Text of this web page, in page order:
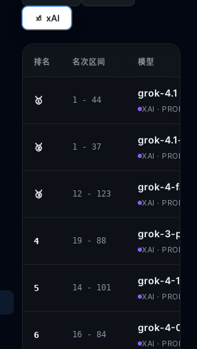
xAI
排名 名次区间 模型
🥇 1 - 44
grok-4.1
XAI ·
🥈 1 - 37
grok-4.1-
XAI ·
🥉 12 - 123
grok-4-
XAI ·
4 19 - 88
grok-3-
XAI ·
5 14 - 101
grok-4-1-
XAI ·
6 16 - 84
grok-4-
XAI ·